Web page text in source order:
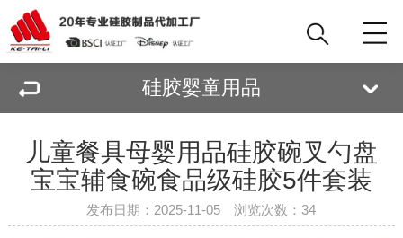
硅胶婴童用品
儿童餐具母婴用品硅胶碗叉勺盘
宝宝辅食碗食品级硅胶5件套装
发布日期：2025-11-05 浏览次数：34